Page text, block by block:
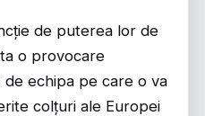
de puterea lor de
o provocare
echipa pe care o va
colțuri ale Europei